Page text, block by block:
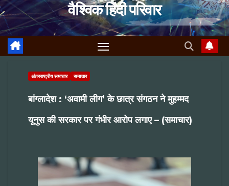
वैश्विक हिंदी परिवार
अंतरराष्ट्रीय समाचार समाचार
बांग्लादेश : ‘अवामी लीग’ के छात्र संगठन ने मुहम्मद
यूनुस की सरकार पर गंभीर आरोप लगाए – (समाचार)